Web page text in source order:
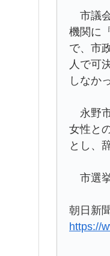
市議
機関に
で、市
人で可
しなか
永野
女性と
とし、
市選
朝日新
https://